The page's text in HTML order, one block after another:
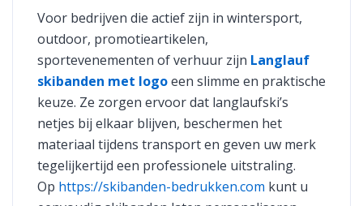
Voor bedrijven die actief zijn in wintersport,
outdoor, promotieartikelen,
sportevenementen of verhuur zijn Langlauf
skibanden met logoeen slimme en praktische
keuze. Ze zorgen ervoor dat langlaufski’s
netjes bij elkaar blijven, beschermen het
materiaal tijdens transport en geven uw merk
tegelijkertijd een professionele uitstraling.
Op https://skibanden-bedrukken.com kunt u